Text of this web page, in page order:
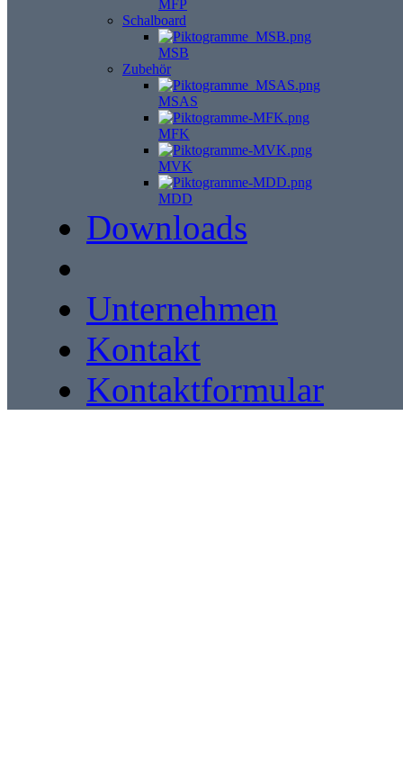
MFP
Schalboard
MSB
Zubehör
MSAS
MFK
MVK
MDD
Downloads
Unternehmen
Kontakt
Kontaktformular